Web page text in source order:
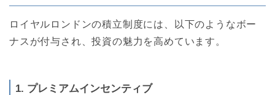
ロイヤルロンドンの積立制度には、以下のようなボー
ナスが付与され、投資の魅力を高めています。
1. プレミアムインセンティブ